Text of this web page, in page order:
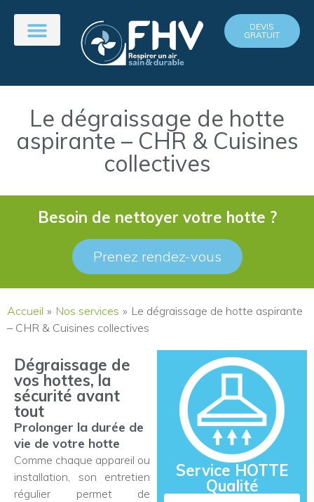
DEVIS
GRATUIT
Le dégraissage de hotte
aspirante – CHR & Cuisines
collectives
Besoin de nettoyer votre hotte ?
Prenez rendez-vous
Accueil » Nos services » Le dégraissage de hotte aspirante
– CHR & Cuisines collectives
Dégraissage de
vos hottes, la
sécurité avant
tout
Prolonger la durée de
vie de votre hotte
Comme chaque appareil ou
installation, son entretien
régulier permet de
Service HOTTE
Qualité